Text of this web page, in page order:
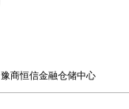
豫商恒信金融仓储中心